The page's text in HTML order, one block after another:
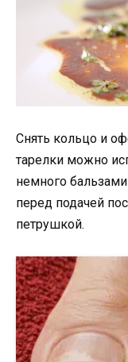
Снять кольцо и
тарелки можно
немного
перед подачей
петрушкой.